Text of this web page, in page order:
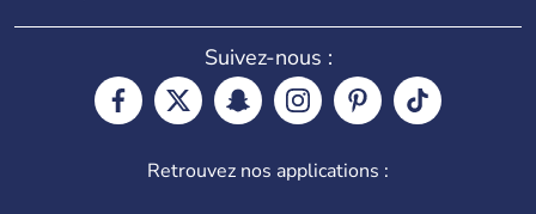
Suivez-nous :
Retrouvez nos applications :